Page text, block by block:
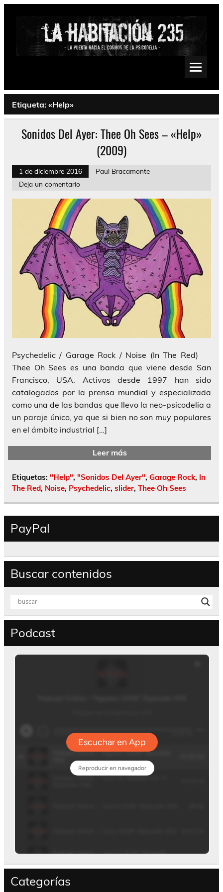
Saltar
Psychedelic, Stoner, Doom, Sludge, Fuzz, Space, Drone
Etiqueta: «Help»
Sonidos Del Ayer: Thee Oh Sees – «Help»
(2009)
1 de diciembre 2016
Paul Bracamonte
Deja un comentario
Psychedelic / Garage Rock / Noise (In The Red)
Thee Oh Sees es una banda que viene desde San
Francisco, USA. Activos desde 1997 han sido
catalogados por la prensa mundial y especializada
como una de las bandas que llevo la neo-psicodelia a
un paraje único, ya que si bien no son muy populares
en el ámbito industrial […]
Leer más
Etiquetas: "Help", "Sonidos Del Ayer", Garage Rock, In
The Red, Noise, Psychedelic, slider, Thee Oh Sees
PayPal
Buscar contenidos
Podcast
Categorías